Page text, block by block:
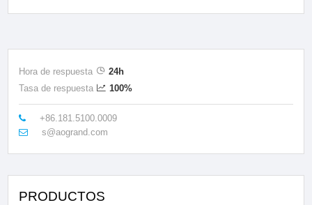
Hora de respuesta
24h
Tasa de respuesta
100%
+86.181.5100.0009
s@aogrand.com
PRODUCTOS